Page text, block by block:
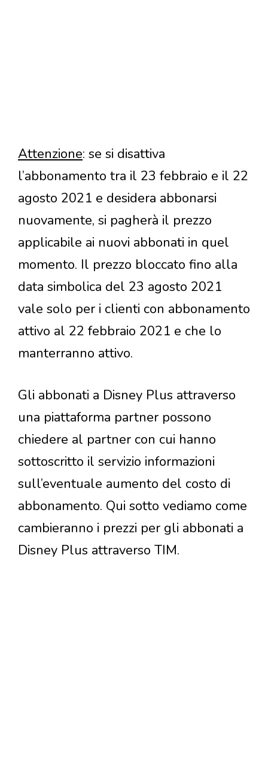
Attenzione: se si disattiva
l’abbonamento tra il 23 febbraio e il 22
agosto 2021 e desidera abbonarsi
nuovamente, si pagherà il prezzo
applicabile ai nuovi abbonati in quel
momento. Il prezzo bloccato fino alla
data simbolica del 23 agosto 2021
vale solo per i clienti con abbonamento
attivo al 22 febbraio 2021 e che lo
manterranno attivo.
Gli abbonati a Disney Plus attraverso
una piattaforma partner possono
chiedere al partner con cui hanno
sottoscritto il servizio informazioni
sull’eventuale aumento del costo di
abbonamento. Qui sotto vediamo come
cambieranno i prezzi per gli abbonati a
Disney Plus attraverso TIM.